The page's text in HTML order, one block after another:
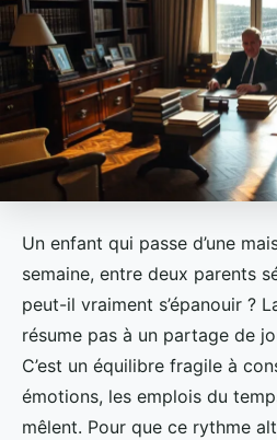
Un enfant qui passe d’une
semaine, entre deux parents
peut-il vraiment s’épanouir ?
résume pas à un partage de
C’est un équilibre fragile à
émotions, les emplois du
mêlent. Pour que ce rythme